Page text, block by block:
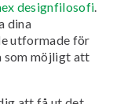
designfilosofi.
dina
utformade för
som möjligt att